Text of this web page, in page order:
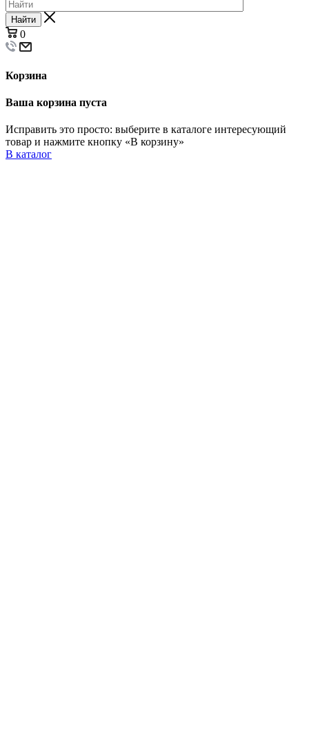
Найти
0
Корзина
Ваша корзина пуста
Исправить это просто: выберите в каталоге интересующий
товар и нажмите кнопку «В корзину»
В каталог